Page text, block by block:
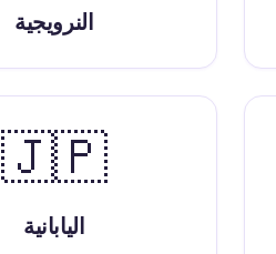
النرويجية
🇯🇵
اليابانية